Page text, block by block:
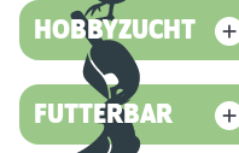
HOBBYZUCHT
FUTTERBAR